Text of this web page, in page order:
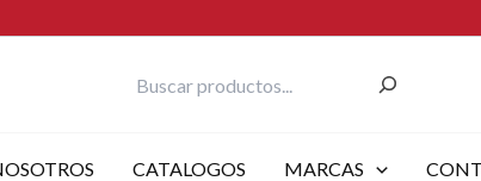
CATALOGOS MARCAS